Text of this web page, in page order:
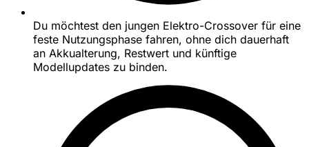
Du möchtest den jungen Elektro-Crossover für eine
feste Nutzungsphase fahren, ohne dich dauerhaft
an Akkualterung, Restwert und künftige
Modellupdates zu binden.